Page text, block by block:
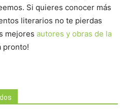
Si quieres conocer más
literarios no te pierdas
mejores autores y obras de la
pronto!